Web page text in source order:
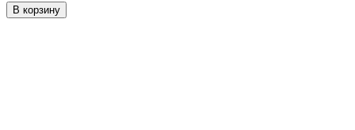
В корзину